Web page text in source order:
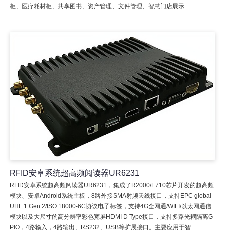
柜、医疗耗材柜、共享图书、资产管理、文件管理、智慧门店展示
RFID安卓系统超高频阅读器UR6231
RFID安卓系统超高频阅读器UR6231，集成了R2000/E710芯片开发的超高频
模块、安卓Android系统主板，8路外接SMA射频天线接口，支持EPC global
UHF 1 Gen 2/ISO 18000-6C协议电子标签，支持4G全网通/WIFI/以太网通信
模块以及大尺寸的高分辨率彩色宽屏HDMI D Type接口，支持多路光耦隔离G
PIO，4路输入，4路输出、RS232、USB等扩展接口。主要应用于智